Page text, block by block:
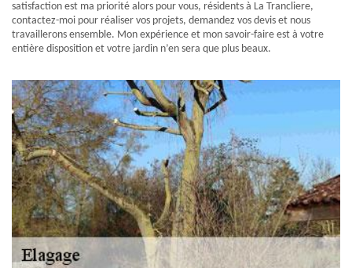
satisfaction est ma priorité alors pour vous, résidents à La Trancliere,
contactez-moi pour réaliser vos projets, demandez vos devis et nous
travaillerons ensemble. Mon expérience et mon savoir-faire est à votre
entière disposition et votre jardin n’en sera que plus beaux.